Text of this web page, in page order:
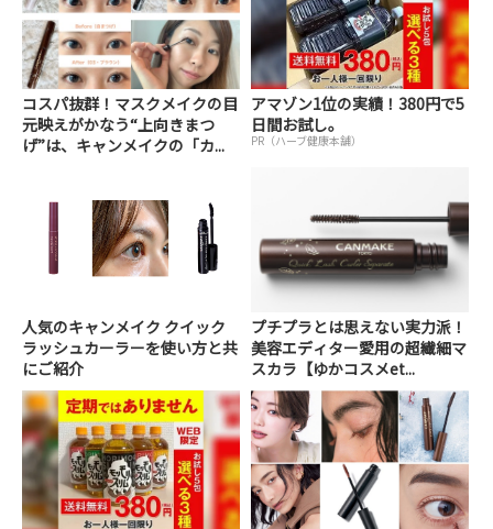
コスパ抜群！マスクメイクの目
元映えがかなう“上向きまつ
げ”は、キャンメイクの「カ...
アマゾン1位の実績！380円で5
日間お試し。
PR（ハーブ健康本舗）
人気のキャンメイク クイック
ラッシュカーラーを使い方と共
にご紹介
プチプラとは思えない実力派！
美容エディター愛用の超繊細マ
スカラ【ゆかコスメet...